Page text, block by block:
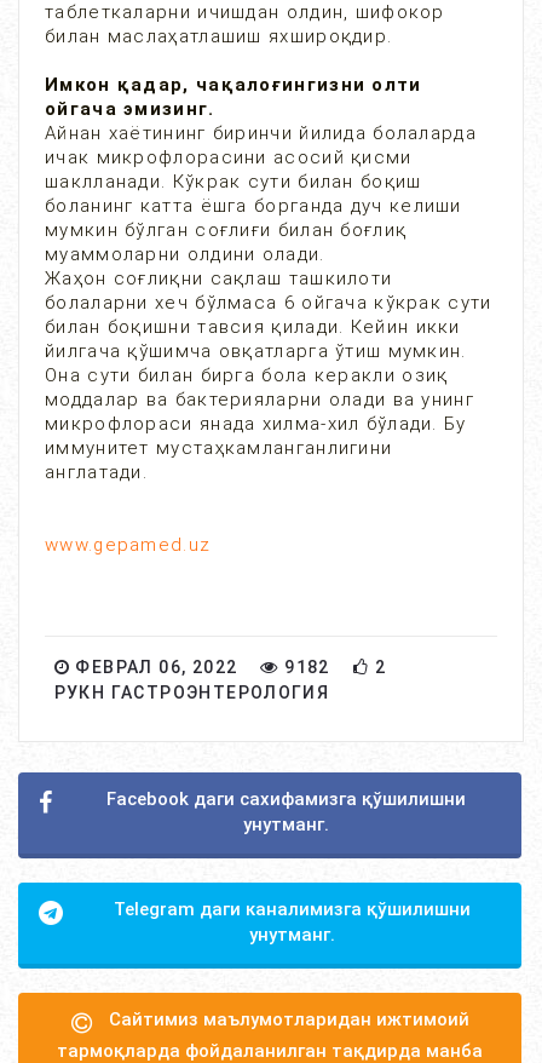
таблеткаларни ичишдан олдин, шифокор
билан маслаҳатлашиш яхшироқдир.
Имкон қадар, чақалоғингизни олти
ойгача эмизинг.
Айнан хаётининг биринчи йилида болаларда
ичак микрофлорасини асосий қисми
шаклланади. Кўкрак сути билан боқиш
боланинг катта ёшга борганда дуч келиши
мумкин бўлган соғлиғи билан боғлиқ
муаммоларни олдини олади.
Жаҳон соғлиқни сақлаш ташкилоти
болаларни хеч бўлмаса 6 ойгача кўкрак сути
билан боқишни тавсия қилади. Кейин икки
йилгача қўшимча овқатларга ўтиш мумкин.
Она сути билан бирга бола керакли озиқ
моддалар ва бактерияларни олади ва унинг
микрофлораси янада хилма-хил бўлади. Бу
иммунитет мустаҳкамланганлигини
англатади.
www.gepamed.uz
ФЕВРАЛ 06, 2022 9182
2
РУКН ГАСТРОЭНТЕРОЛОГИЯ
Facebook даги сахифамизга қўшилишни
унутманг.
Telegram даги каналимизга қўшилишни
унутманг.
Сайтимиз маълумотларидан ижтимоий
тармоқларда фойдаланилган тақдирда манба